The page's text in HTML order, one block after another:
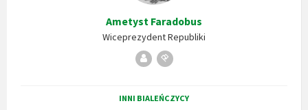
Ametyst Faradobus
Wiceprezydent Republiki
Republika
Bialeńska
Stempel
INNI BIALEŃCZYCY